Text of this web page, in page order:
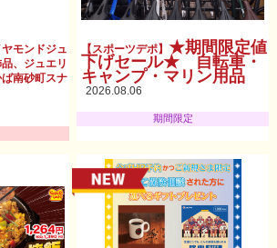
モンドジュ
、ジュエリ
南砂町スナ
【スポーツデポ】★期間限定値
下げセール★ 自転車・
キャンプ・マリン用品
2026.08.06
期間限定